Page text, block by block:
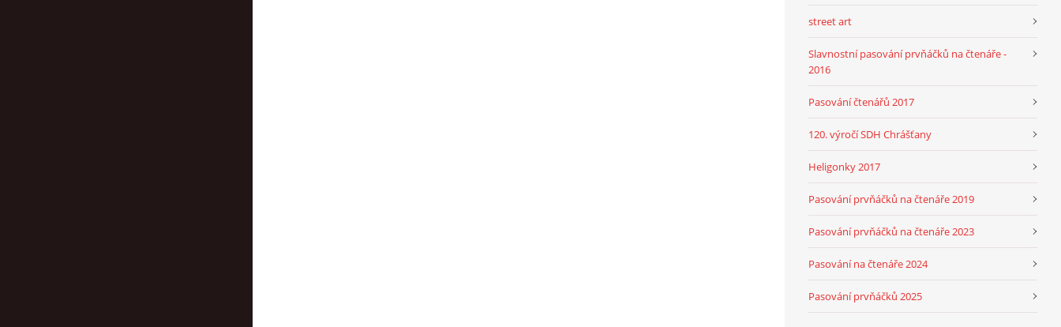
street art
Slavnostní pasování prvňáčků na čtenáře -
2016
Pasování čtenářů 2017
120. výročí SDH Chrášťany
Heligonky 2017
Pasování prvňáčků na čtenáře 2019
Pasování prvňáčků na čtenáře 2023
Pasování na čtenáře 2024
Pasování prvňáčků 2025